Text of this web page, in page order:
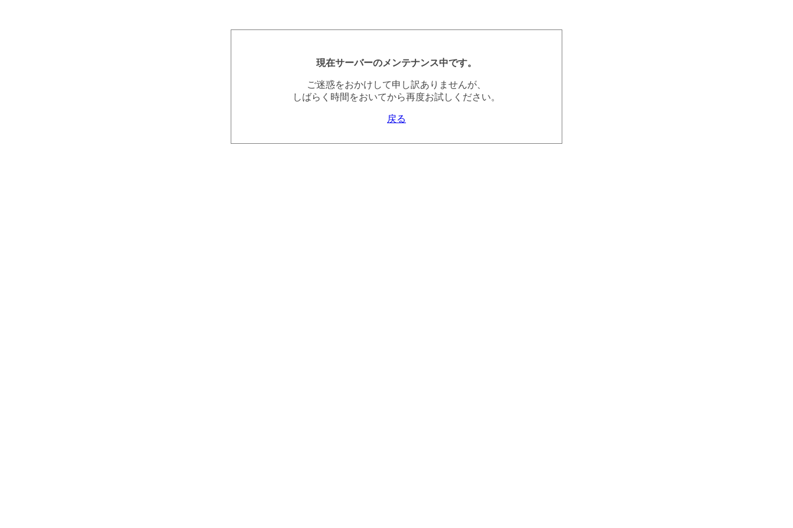
現在サーバーのメンテナンス中です。
ご迷惑をおかけして申し訳ありませんが、
しばらく時間をおいてから再度お試しください。
戻る